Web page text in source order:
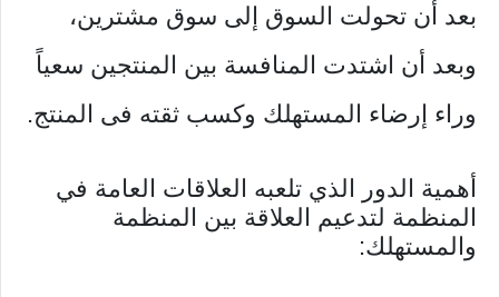
بعد أن تحولت السوق إلى سوق مشترين،
وبعد أن اشتدت المنافسة بين المنتجين سعياً
وراء إرضاء المستهلك وكسب ثقته فى المنتج.
أهمية الدور الذي تلعبه العلاقات العامة في
المنظمة لتدعيم العلاقة بين المنظمة
والمستهلك: